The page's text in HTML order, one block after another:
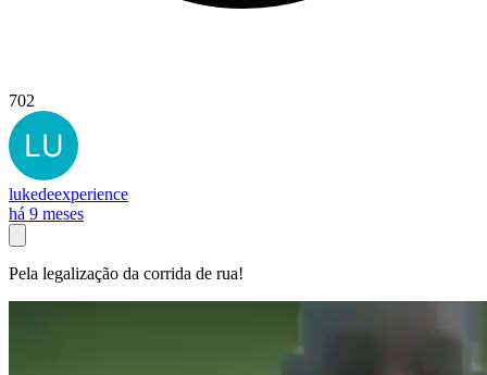
702
lukedeexperience
há 9 meses
Pela legalização da corrida de rua!